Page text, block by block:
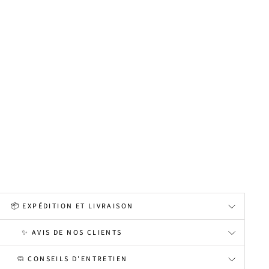
📦 EXPÉDITION ET LIVRAISON
✨ AVIS DE NOS CLIENTS
🧼 CONSEILS D'ENTRETIEN